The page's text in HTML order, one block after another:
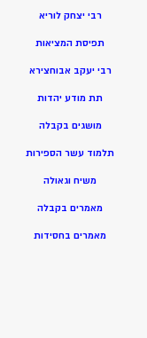
רבי יצחק לוריא
תפיסת המציאות
רבי יעקב אבוחצירא
תת מודע יהדות
מושגים בקבלה
תלמוד עשר הספירות
משיח וגאולה
מאמרים בקבלה
מאמרים בחסידות